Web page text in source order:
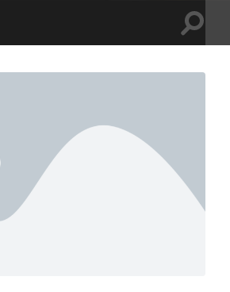
Toggle